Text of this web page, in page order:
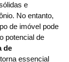
e
No entanto,
de imóvel pode
potencial de
de
essencial